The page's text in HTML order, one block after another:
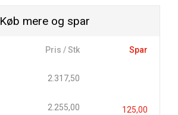
Køb mere og spar
Pris / Stk Spar
2.317,50
2.255,00 125,00